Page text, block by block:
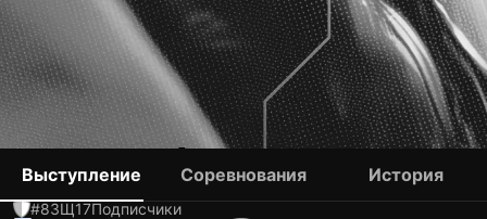
JAVI VÁZQUEZ
#8ЗЩ17Подписчики
Выступление Соревнования История